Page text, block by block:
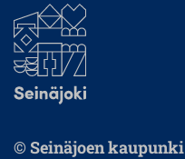
© Seinäjoen kaupunki